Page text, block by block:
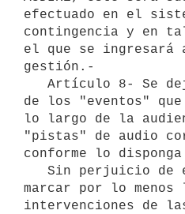
efectuado en el
contingencia y en
el que se ingresará
gestión.-
de los "eventos"
lo largo de la
"pistas" de audio
conforme lo
marcar por lo menos
intervenciones de